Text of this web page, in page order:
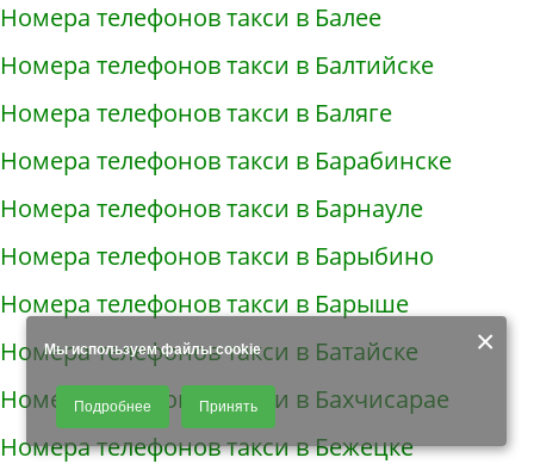
×
Мы используем файлы cookie
Продолжая использовать наш сайт, Вы даете согласие на обработку
файлов - COOKIES, пользовательских данных (файлы-cookies, IP-адрес,
данные об идентификаторе браузера, дата и время осуществления
доступа к сайту, история поисковых запросов) для сбора аналитической и
Подробнее Принять
Номера телефонов такси в Балее
Номера телефонов такси в Балтийске
Номера телефонов такси в Баляге
Номера телефонов такси в Барабинске
Номера телефонов такси в Барнауле
Номера телефонов такси в Барыбино
Номера телефонов такси в Барыше
Номера телефонов такси в Батайске
Номера телефонов такси в Бахчисарае
Номера телефонов такси в Бежецке